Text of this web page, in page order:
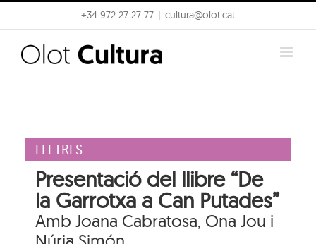
to
content
+34 972 27 27 77 cultura@olot.cat
LLETRES
Presentació del llibre “De
la Garrotxa a Can Putades”
Amb Joana Cabratosa, Ona Jou i